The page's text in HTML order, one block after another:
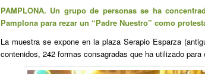
PAMPLONA. Un grupo de personas se ha
Pamplona para rezar un “Padre Nuestro” como
La muestra se expone en la plaza Serapio Esparza
contenidos, 242 formas consagradas que ha utilizado para